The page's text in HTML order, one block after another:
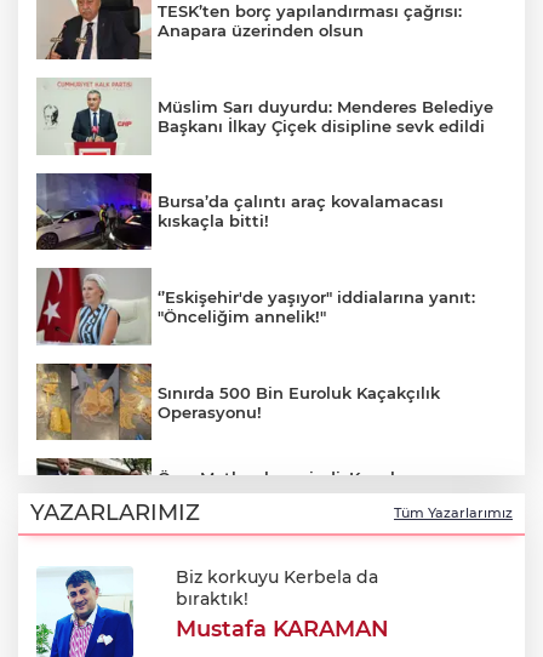
TESK’ten borç yapılandırması çağrısı:
Anapara üzerinden olsun
Müslim Sarı duyurdu: Menderes Belediye
Başkanı İlkay Çiçek disipline sevk edildi
Bursa’da çalıntı araç kovalamacası
kıskaçla bitti!
‘’Eskişehir'de yaşıyor" iddialarına yanıt:
"Önceliğim annelik!"
Sınırda 500 Bin Euroluk Kaçakçılık
Operasyonu!
Özer Matlı sahaya indi, Kapalıçarşı
esnafına söz verdi: "Masada değil birlikte
yöneteceğiz!"
Oto Kilit Dükkanında Sır Ölüm: Biri
Otomobilde İki Genç Ölü Bulundu!
YAZARLARIMIZ Tüm Yazarlarımız
Biz korkuyu Kerbela da
bıraktık!
Mustafa KARAMAN